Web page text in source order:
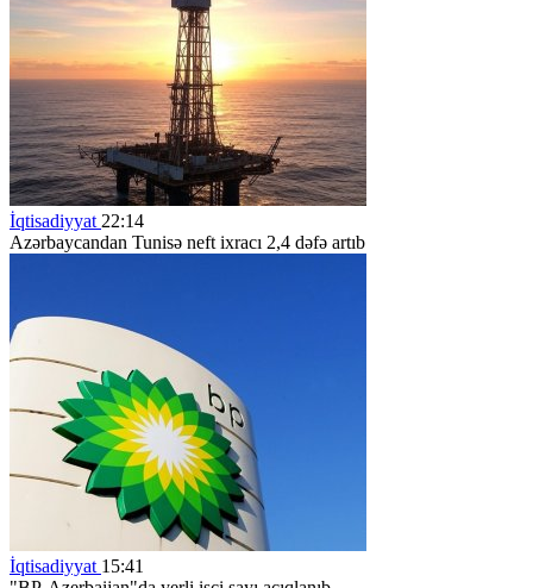
İqtisadiyyat 22:14
Azərbaycandan Tunisə neft ixracı 2,4 dəfə artıb
İqtisadiyyat 15:41